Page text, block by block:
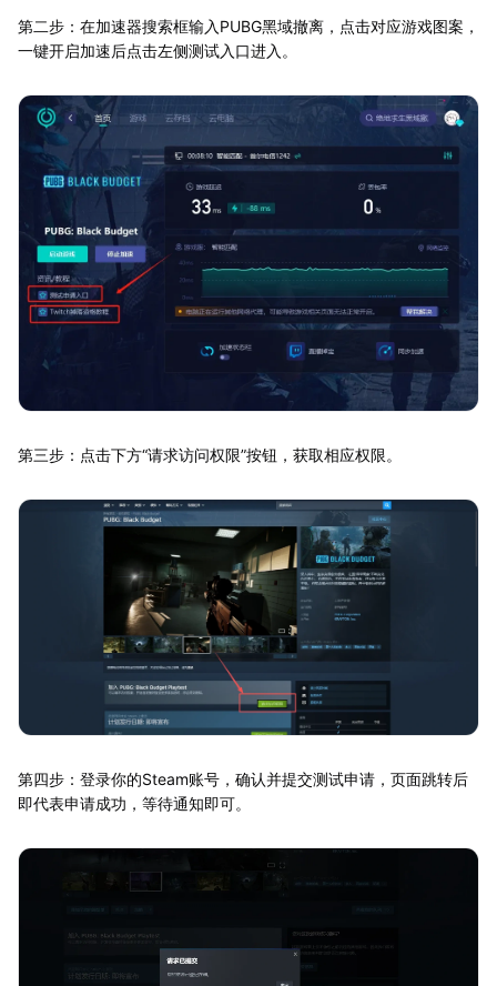
第二步：在加速器搜索框输入PUBG黑域撤离，点击对应游戏图案，
一键开启加速后点击左侧测试入口进入。
第三步：点击下方“请求访问权限”按钮，获取相应权限。
第四步：登录你的Steam账号，确认并提交测试申请，页面跳转后
即代表申请成功，等待通知即可。